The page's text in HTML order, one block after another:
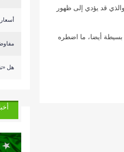
والذي قد يؤدي إلى ظهور
في أواخر يوليو مع أعراض بسيطة أيضا، ما اضطره
هل